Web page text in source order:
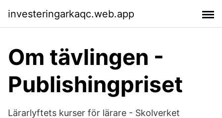
investeringarkaqc.web.app
Om tävlingen -
Publishingpriset
Lärarlyftets kurser för lärare - Skolverket